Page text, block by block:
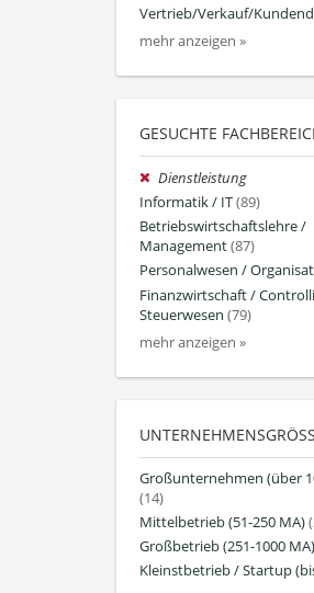
Vertrieb/Verkauf/
mehr anzeigen »
GESUCHTE
Dienstleistung
Informatik / IT(89)
Betriebswirtschaftslehre /
Management(87)
Personalwesen /
Finanzwirtschaft /
Steuerwesen (79)
mehr anzeigen »
UNTERNEHMENSGRÖSSE
Großunternehmen (über
(14)
Mittelbetrieb (51-250 MA)
Großbetrieb (251-1000 MA)
Kleinstbetrieb / Startup